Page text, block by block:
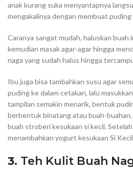
anak kurang suka menyantapnya
mengakalinya dengan membuat puding
Caranya sangat mudah, haluskan buah
kemudian masak agar-agar hingga
naga yang sudah halus hingga
Ibu juga bisa tambahkan susu agar
puding ke dalam cetakan, lalu
tampilan semakin menarik, bentuk
berbentuk binatang atau buah-
buah stroberi kesukaan si kecil.
menambahkan yogurt kesukaan Si
3. Teh Kulit Buah